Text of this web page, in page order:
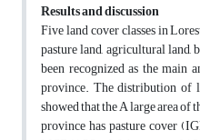
Results and discussion
Five land cover classes in
pasture land, agricultural
been recognized as the main
province. The distribution of
showed that the A large area of
province has pasture cover